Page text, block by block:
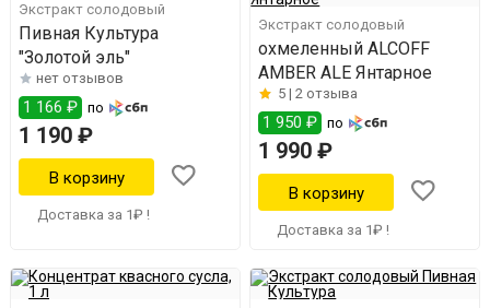
Экстракт солодовый
Пивная Культура
"Золотой эль"
нет отзывов
1 166 ₽ по
1 190 ₽
Доставка за 1₽ !
Экстракт солодовый
охмеленный ALCOFF
AMBER ALE Янтарное
5 |2 отзыва
1 950 ₽ по
1 990 ₽
Доставка за 1₽ !